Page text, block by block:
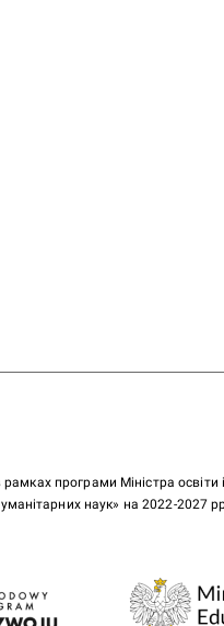
програми Міністра
наук» на 2022-2027